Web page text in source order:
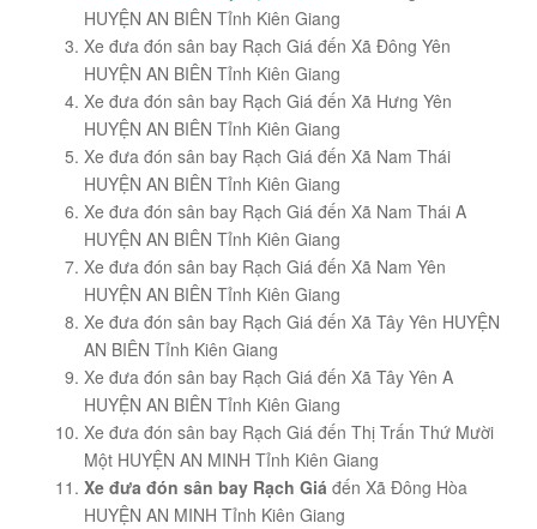
HUYỆN AN BIÊN Tỉnh Kiên Giang
Xe đưa đón sân bay Rạch Giá đến Xã Đông Yên
HUYỆN AN BIÊN Tỉnh Kiên Giang
Xe đưa đón sân bay Rạch Giá đến Xã Hưng Yên
HUYỆN AN BIÊN Tỉnh Kiên Giang
Xe đưa đón sân bay Rạch Giá đến Xã Nam Thái
HUYỆN AN BIÊN Tỉnh Kiên Giang
Xe đưa đón sân bay Rạch Giá đến Xã Nam Thái A
HUYỆN AN BIÊN Tỉnh Kiên Giang
Xe đưa đón sân bay Rạch Giá đến Xã Nam Yên
HUYỆN AN BIÊN Tỉnh Kiên Giang
Xe đưa đón sân bay Rạch Giá đến Xã Tây Yên HUYỆN
AN BIÊN Tỉnh Kiên Giang
Xe đưa đón sân bay Rạch Giá đến Xã Tây Yên A
HUYỆN AN BIÊN Tỉnh Kiên Giang
Xe đưa đón sân bay Rạch Giá đến Thị Trấn Thứ Mười
Một HUYỆN AN MINH Tỉnh Kiên Giang
Xe đưa đón sân bay Rạch Giá đến Xã Đông Hòa
HUYỆN AN MINH Tỉnh Kiên Giang